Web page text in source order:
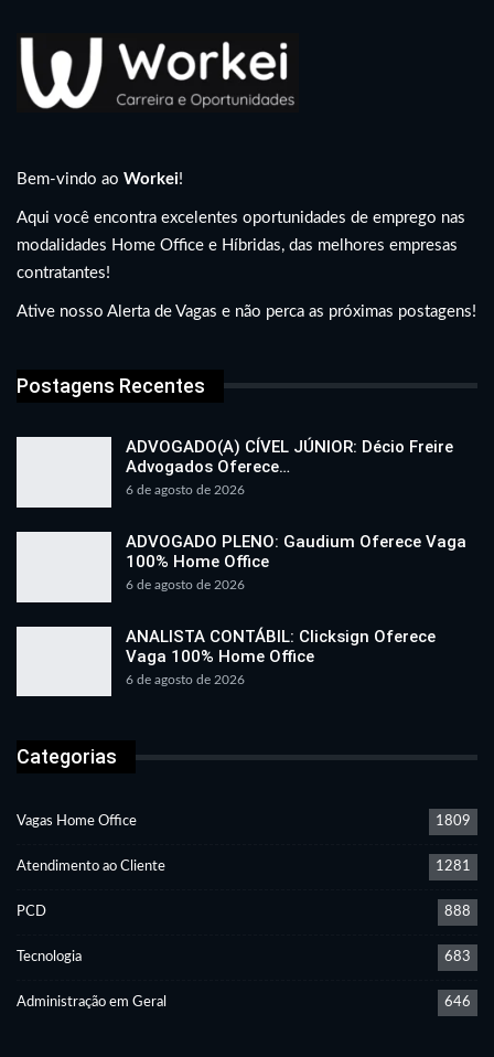
Bem-vindo ao Workei!
Aqui você encontra excelentes oportunidades de emprego nas
modalidades Home Office e Híbridas, das melhores empresas
contratantes!
Ative nosso Alerta de Vagas e não perca as próximas postagens!
Postagens Recentes
ADVOGADO(A) CÍVEL JÚNIOR: Décio Freire
Advogados Oferece…
6 de agosto de 2026
ADVOGADO PLENO: Gaudium Oferece Vaga
100% Home Office
6 de agosto de 2026
ANALISTA CONTÁBIL: Clicksign Oferece
Vaga 100% Home Office
6 de agosto de 2026
Categorias
Vagas Home Office 1809
Atendimento ao Cliente 1281
PCD 888
Tecnologia 683
Administração em Geral 646